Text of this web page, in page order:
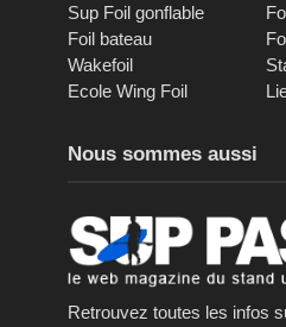
Sup Foil gonflable
Foil bateau
Wakefoil
Ecole Wing Foil
Nous sommes aussi
Retrouvez toutes les infos